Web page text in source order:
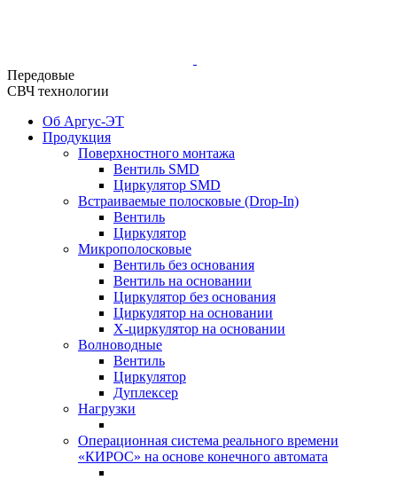
Передовые
СВЧ технологии
Об Аргус-ЭТ
Продукция
Поверхностного монтажа
Вентиль SMD
Циркулятор SMD
Встраиваемые полосковые (Drop-In)
Вентиль
Циркулятор
Микрополосковые
Вентиль без основания
Вентиль на основании
Циркулятор без основания
Циркулятор на основании
Х-циркулятор на основании
Волноводные
Вентиль
Циркулятор
Дуплексер
Нагрузки
Операционная система реального времени
«КИРОС» на основе конечного автомата